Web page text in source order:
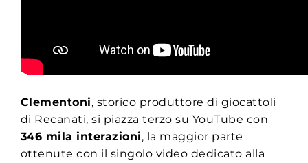
Clementoni, storico produttore di giocattoli
di Recanati, si piazza terzo su YouTube con
346 mila interazioni, la maggior parte
ottenute con il singolo video dedicato alla